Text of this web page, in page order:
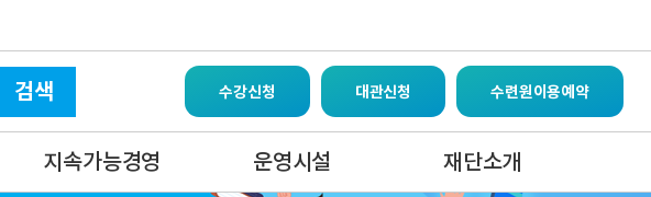
검색 수강신청 대관신청 수련원이용예약
지속가능경영 운영시설 재단소개